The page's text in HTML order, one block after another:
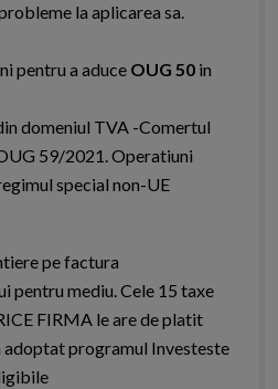
la aplicarea sa.
pentru a aduce OUG 50 in
domeniul TVA -Comertul
59/2021. Operatiuni
special non-UE
pe factura
pentru mediu. Cele 15 taxe
FIRMA le are de platit
programul Investeste